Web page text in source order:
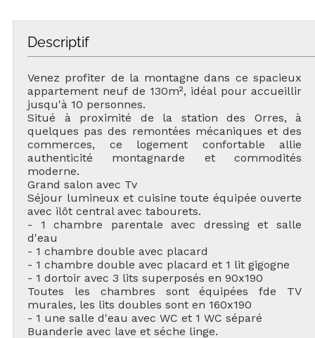
Descriptif
Venez profiter de la montagne dans ce spacieux
appartement neuf de 130m², idéal pour accueillir
jusqu'à 10 personnes.
Situé à proximité de la station des Orres, à
quelques pas des remontées mécaniques et des
commerces, ce logement confortable allie
authenticité montagnarde et commodités
moderne.
Grand salon avec Tv
Séjour lumineux et cuisine toute équipée ouverte
avec ilôt central avec tabourets.
- 1 chambre parentale avec dressing et salle
d'eau
- 1 chambre double avec placard
- 1 chambre double avec placard et 1 lit gigogne
- 1 dortoir avec 3 lits superposés en 90x190
Toutes les chambres sont équipées fde TV
murales, les lits doubles sont en 160x190
- 1 une salle d'eau avec WC et 1 WC séparé
Buanderie avec lave et séche linge.